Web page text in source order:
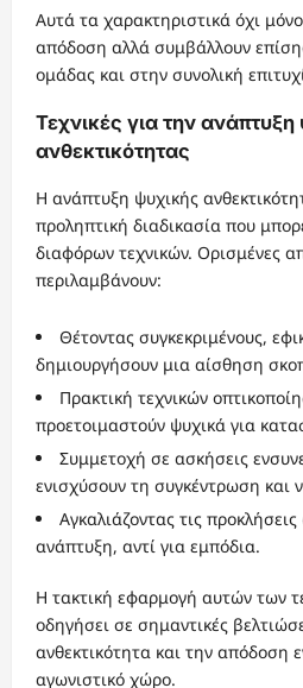
Αυτά τα χαρακτηριστικά όχι
απόδοση αλλά συμβάλλουν
ομάδας και στην συνολική
Τεχνικές για την ανάπτυξη
ανθεκτικότητας
Η ανάπτυξη ψυχικής
προληπτική διαδικασία που
διαφόρων τεχνικών. Ορισμένες
περιλαμβάνουν:
Θέτοντας συγκεκριμένους,
δημιουργήσουν μια αίσθηση
Πρακτική τεχνικών
προετοιμαστούν ψυχικά για
Συμμετοχή σε ασκήσεις
ενισχύσουν τη συγκέντρωση και
Αγκαλιάζοντας τις
ανάπτυξη, αντί για εμπόδια.
Η τακτική εφαρμογή αυτών των
οδηγήσει σε σημαντικές
ανθεκτικότητα και την απόδοση
αγωνιστικό χώρο.